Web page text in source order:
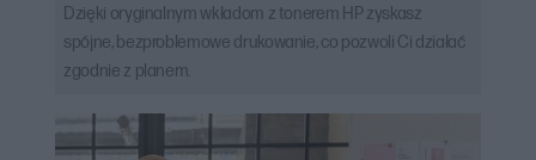
Dzięki oryginalnym wkładom z tonerem HP zyskasz
spójne, bezproblemowe drukowanie, co pozwoli Ci działać
zgodnie z planem.